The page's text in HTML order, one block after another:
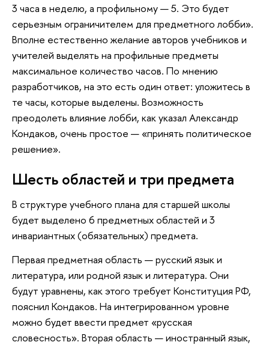
3 часа в неделю, а профильному — 5. Это будет
серьезным ограничителем для предметного лобби».
Вполне естественно желание авторов учебников и
учителей выделять на профильные предметы
максимальное количество часов. По мнению
разработчиков, на это есть один ответ: уложитесь в
те часы, которые выделены. Возможность
преодолеть влияние лобби, как указал Александр
Кондаков, очень простое — «принять политическое
решение».
Шесть областей и три предмета
В структуре учебного плана для старшей школы
будет выделено 6 предметных областей и 3
инвариантных (обязательных) предмета.
Первая предметная область — русский язык и
литература, или родной язык и литература. Они
будут уравнены, как этого требует Конституция РФ,
пояснил Кондаков. На интегрированном уровне
можно будет ввести предмет «русская
словесность». Вторая область — иностранный язык,